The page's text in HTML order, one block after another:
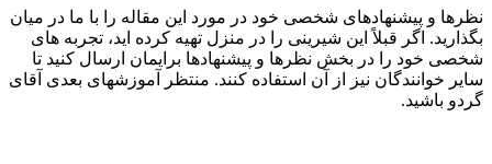
نظرها و پیشنهادهای شخصی خود در مورد این مقاله را با ما در میان
بگذارید. اگر قبلاً این شیرینی را در منزل تهیه کرده اید، تجربه های
شخصی خود را در بخش نظرها و پیشنهادها برایمان ارسال کنید تا
سایر خوانندگان نیز از آن استفاده کنند. منتظر آموزشهای بعدی آقای
گردو باشید.